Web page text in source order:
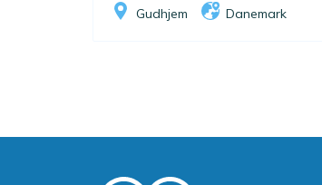
Gudhjem Danemark